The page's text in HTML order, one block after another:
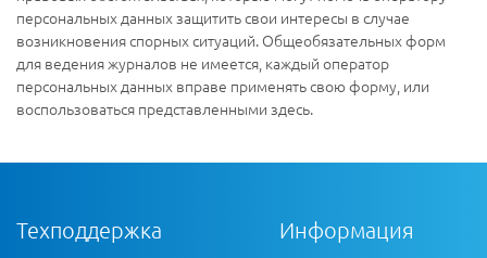
персональных данных защитить свои интересы в случае
возникновения спорных ситуаций. Общеобязательных форм
для ведения журналов не имеется, каждый оператор
персональных данных вправе применять свою форму, или
воспользоваться представленными здесь.
Техподдержка Информация